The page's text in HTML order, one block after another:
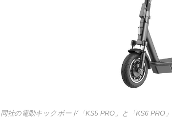
同社の電動キックボード「KS5 PRO」と「KS6